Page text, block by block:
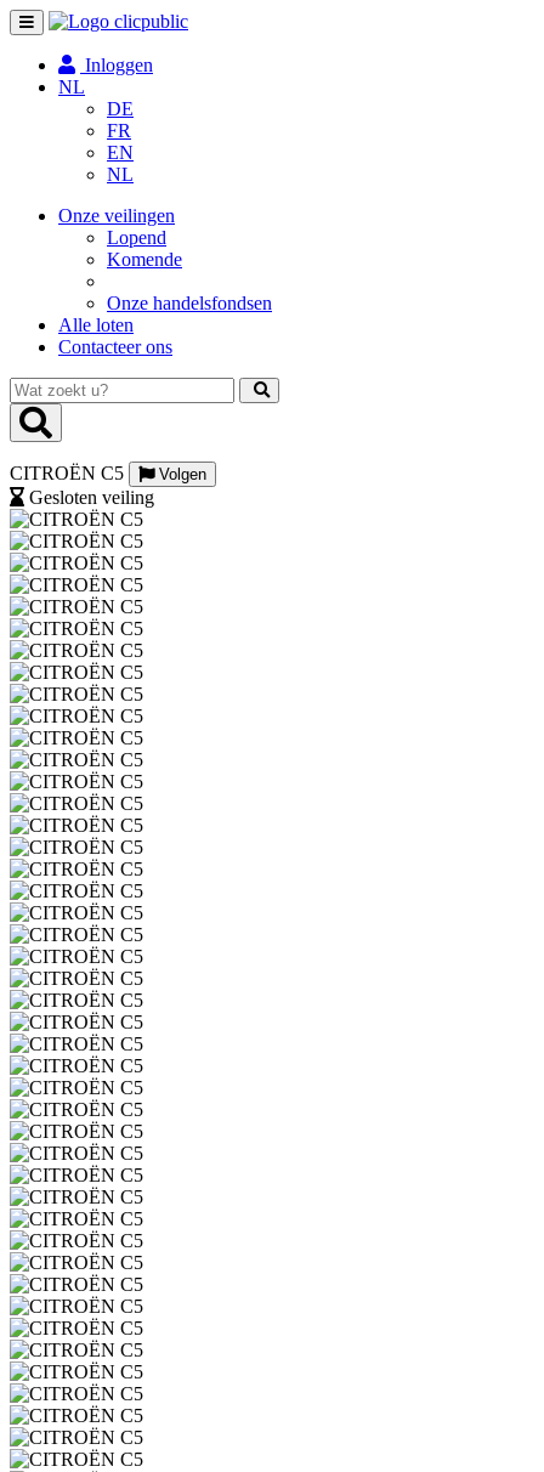
Toggle
navigation
Inloggen
NL
DE
FR
EN
NL
Onze veilingen
Lopend
Komende
Onze handelsfondsen
Alle loten
Contacteer ons
Wat
zoekt
u?
CITROËN C5 Volgen
Gesloten veiling